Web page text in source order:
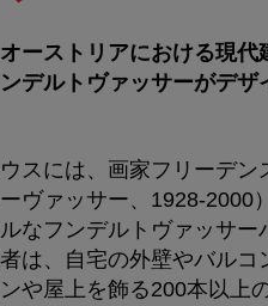
ーストリアにおける現代
デルトヴァッサーがデザ
スには、画家フリーデン
ヴァッサー、1928-2000
なフンデルトヴァッサー
は、自宅の外壁やバルコ
や屋上を飾る200本以上